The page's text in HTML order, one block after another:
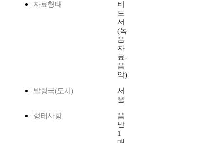
자료형태
비
도
서
(녹
음
자
료-
음
악)
발행국(도시)
서
울
형태사항
음
반
1